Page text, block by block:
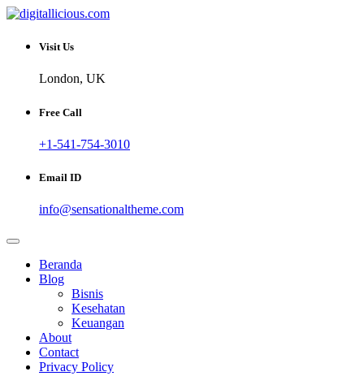
Skip
content
digitallicious.com
Sharing Digital Information
Visit Us
London, UK
Free Call
+1-541-754-3010
Email ID
info@sensationaltheme.com
Beranda
Blog
Bisnis
Kesehatan
Keuangan
About
Contact
Privacy Policy